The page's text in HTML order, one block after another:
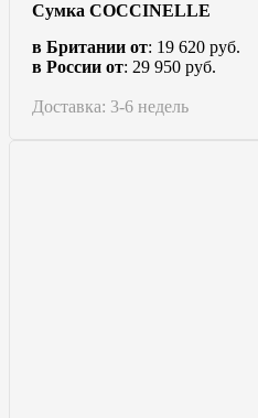
Сумка COCCINELLE
в Британии от: 19 620 руб.
в России от: 29 950 руб.
Доставка: 3-6 недель